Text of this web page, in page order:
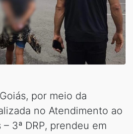
por meio da
no Atendimento ao
3ª DRP, prendeu em